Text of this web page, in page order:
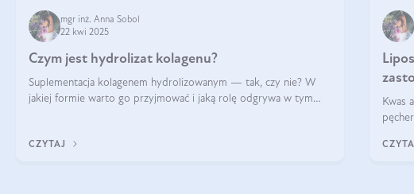
mgr inż. Anna Sobol
22 kwi 2025
Czym jest hydrolizat kolagenu?
Suplementacja kolagenem hydrolizowanym — tak, czy nie? W
jakiej formie warto go przyjmować i jaką rolę odgrywa w tym
CZYTAJ
Kwas